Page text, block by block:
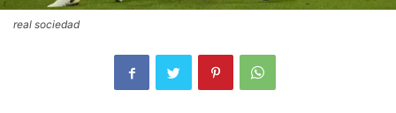
real sociedad